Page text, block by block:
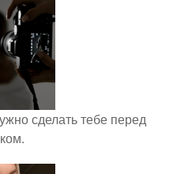
сделать тебе перед